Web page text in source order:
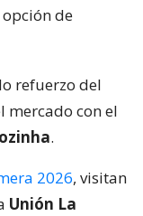
de
refuerzo del
mercado con el
.
2026, visitan
Unión La